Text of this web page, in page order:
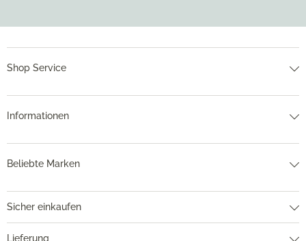
Shop Service
Informationen
Beliebte Marken
Sicher einkaufen
Lieferung